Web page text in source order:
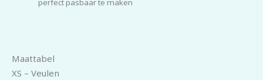
perfect pasbaar te maken
Maattabel
XS – Veulen